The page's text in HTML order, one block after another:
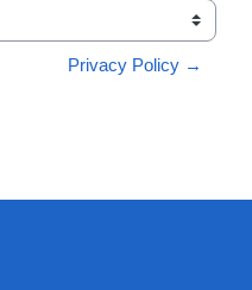
Privacy Policy →